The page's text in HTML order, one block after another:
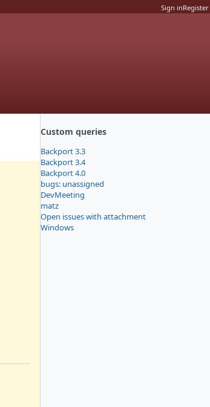
Sign inRegister
Custom queries
Backport 3.3
Backport 3.4
Backport 4.0
bugs: unassigned
DevMeeting
matz
Open issues with attachment
Windows